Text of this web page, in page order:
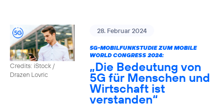
Credits: iStock /
Drazen Lovric
28. Februar 2024
5G-MOBILFUNKSTUDIE ZUM MOBILE
WORLD CONGRESS 2024:
„Die Bedeutung von
5G für Menschen und
Wirtschaft ist
verstanden“